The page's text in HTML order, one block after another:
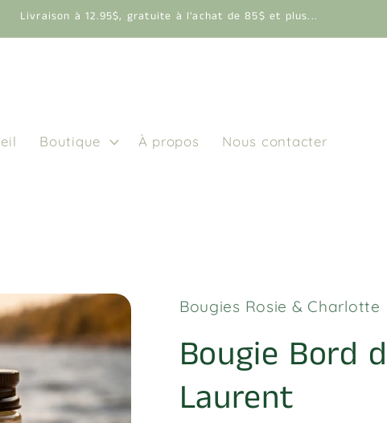
Livraison à 12.95$, gratuite à l'achat de 85$ et plus...
Boutique À propos Nous contacter
Bougies Rosie & Charlotte
Bougie Bord
Laurent